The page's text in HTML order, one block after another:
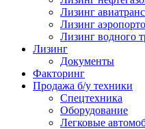
Лизинг
Лизинг
Лизинг водного
Лизинг
Документы
Факторинг
Продажа б/у техники
Спецтехника
Оборудование
Легковые